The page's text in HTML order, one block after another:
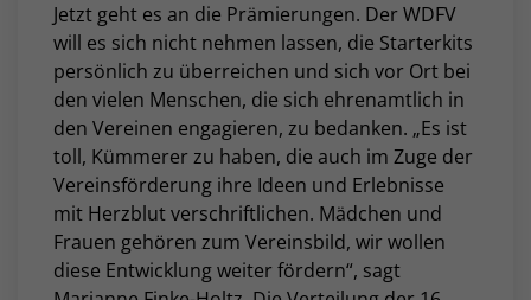
Jetzt geht es an die Prämierungen. Der WDFV
will es sich nicht nehmen lassen, die Starterkits
persönlich zu überreichen und sich vor Ort bei
den vielen Menschen, die sich ehrenamtlich in
den Vereinen engagieren, zu bedanken. „Es ist
toll, Kümmerer zu haben, die auch im Zuge der
Vereinsförderung ihre Ideen und Erlebnisse
mit Herzblut verschriftlichen. Mädchen und
Frauen gehören zum Vereinsbild, wir wollen
diese Entwicklung weiter fördern“, sagt